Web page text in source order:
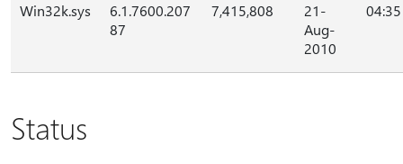
Win32k.sys
6.1.7600.207
87
7,415,808
21-
Aug-
2010
04:35
Status